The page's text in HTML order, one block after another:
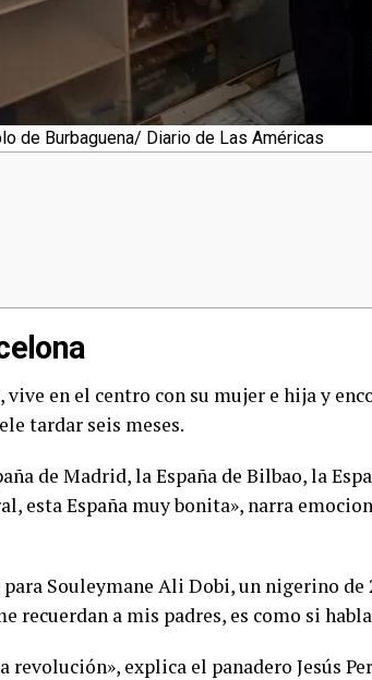
de Burbaguena/ Diario de Las Américas
vive en el centro con su mujer e hija y
tardar seis meses.
de Madrid, la España de Bilbao, la
esta España muy bonita», narra
Souleymane Ali Dobi, un nigerino de
recuerdan a mis padres, es como si
explica el panadero Jesús